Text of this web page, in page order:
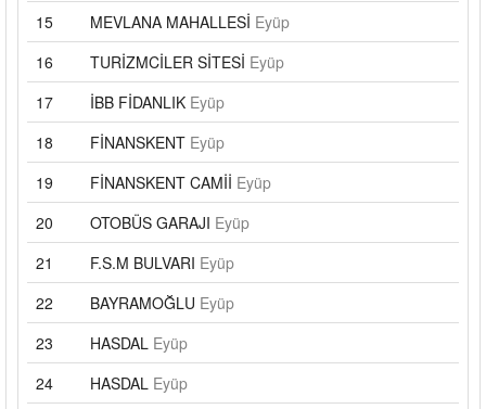
15
MEVLANA MAHALLESİ Eyüp
16
TURİZMCİLER SİTESİ Eyüp
17
İBB FİDANLIK Eyüp
18
FİNANSKENT Eyüp
19
FİNANSKENT CAMİİ Eyüp
20
OTOBÜS GARAJI Eyüp
21
F.S.M BULVARI Eyüp
22
BAYRAMOĞLU Eyüp
23
HASDAL Eyüp
24
HASDAL Eyüp